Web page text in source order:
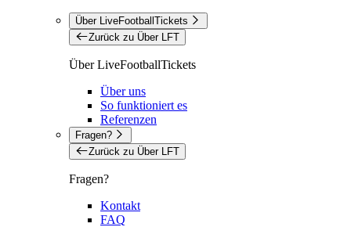
Über LiveFootballTickets
Zurück zu Über LFT
Über LiveFootballTickets
Über uns
So funktioniert es
Referenzen
Fragen?
Zurück zu Über LFT
Fragen?
Kontakt
FAQ